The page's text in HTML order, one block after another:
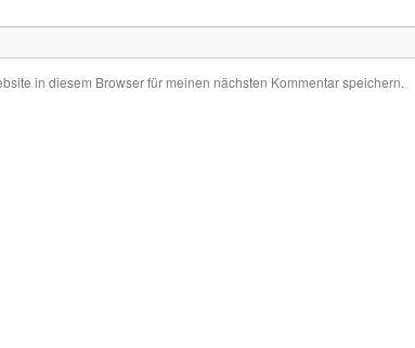
in diesem Browser für meinen nächsten Kommentar speichern.